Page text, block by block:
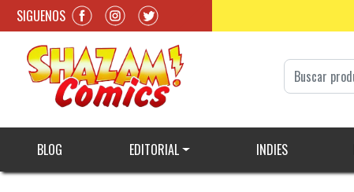
SIGUENOS
BLOG EDITORIAL INDIES